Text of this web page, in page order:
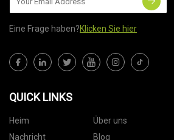
Eine Frage haben?Klicken Sie hier
QUICK LINKS
Heim Über uns
Nachricht
Blog